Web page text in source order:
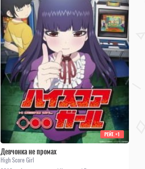
Девчонка не промах
High Score Girl
РЕЙТ. +1